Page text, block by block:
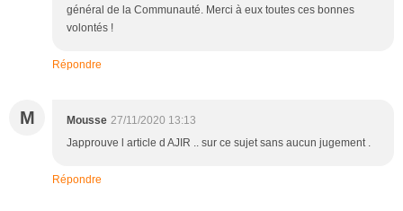
général de la Communauté. Merci à eux toutes ces bonnes
volontés !
Répondre
M Mousse 27/11/2020 13:13
Japprouve l article d AJIR .. sur ce sujet sans aucun jugement .
Répondre